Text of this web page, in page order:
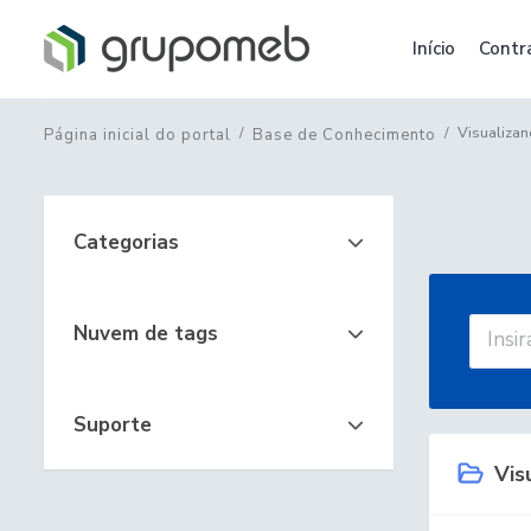
Início
Página inicial do portal Base de Conhecimento
Categorias
Nuvem de tags
Suporte